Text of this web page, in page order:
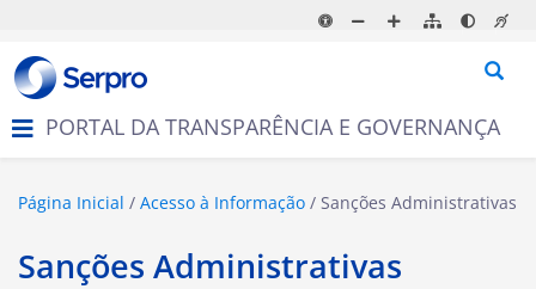
PORTAL DA TRANSPARÊNCIA E GOVERNANÇA
Página Inicial Acesso à Informação Sanções Administrativas
Sanções Administrativas